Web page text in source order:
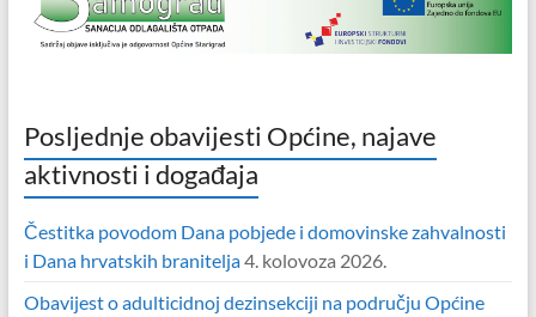
Posljednje obavijesti Općine, najave
aktivnosti i događaja
Čestitka povodom Dana pobjede i domovinske zahvalnosti
i Dana hrvatskih branitelja4. kolovoza 2026.
Obavijest o adulticidnoj dezinsekciji na području Općine